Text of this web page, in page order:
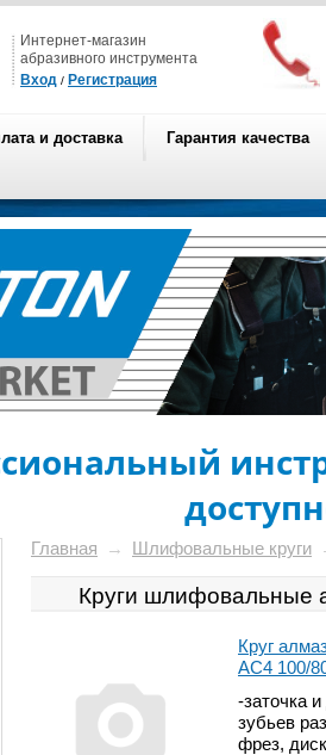
Интернет-магазин
абразивного инструмента
Вход / Регистрация
и доставка Гарантия качества
Главная → Шлифовальные круги
Круги шлифовальные
Круг
АС4 100/
-заточка
зубьев
фрез,